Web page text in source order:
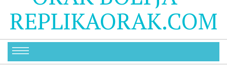
REPLIKAORAK.COM